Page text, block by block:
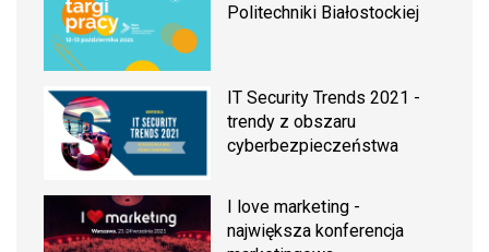
Politechniki Białostockiej
IT Security Trends 2021 -
trendy z obszaru
cyberbezpieczeństwa
I love marketing -
największa konferencja